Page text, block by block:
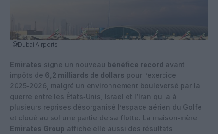
@Dubai Airports
Emirates signe un nouveau bénéfice record avant
impôts de 6,2 milliards de dollars pour l’exercice
2025‑2026, malgré un environnement bouleversé par la
guerre entre les États‑Unis, Israël et l’Iran qui a à
plusieurs reprises désorganisé l’espace aérien du Golfe
et cloué au sol une partie de sa flotte. La maison‑mère
Emirates Group affiche elle aussi des résultats